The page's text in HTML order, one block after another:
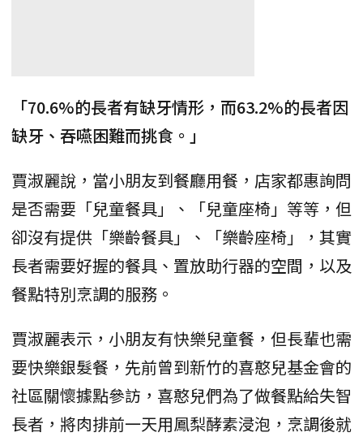
「70.6%的長者有缺牙情形，而63.2%的長者因
缺牙、吞嚥困難而挑食。」
賈淑麗說，當小朋友到餐廳用餐，店家都惠詢問
是否需要「兒童餐具」、「兒童座椅」等等，但
卻沒有提供「樂齡餐具」、「樂齡座椅」，其實
長者需要好握的餐具、置放助行器的空間，以及
餐點特別烹調的服務。
賈淑麗表示，小朋友有快樂兒童餐，但長輩也需
要快樂銀髮餐，先前曾到新竹的喜憨兒基金會的
社區關懷據點參訪，喜憨兒們為了做餐點給失智
長者，將肉排前一天用鳳梨酵素浸泡，烹調後就